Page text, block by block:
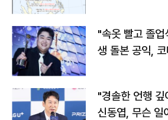
"속옷 빨고 졸
생 돌본 공익,
"경솔한 언행
신동엽, 무슨 일